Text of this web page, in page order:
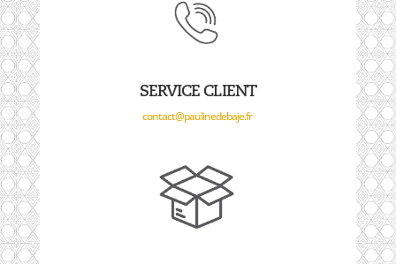
SERVICE CLIENT
contact@paulinedebaje.fr